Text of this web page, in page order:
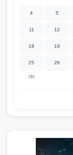
ПН
4 5
11 12
18 19
25 26